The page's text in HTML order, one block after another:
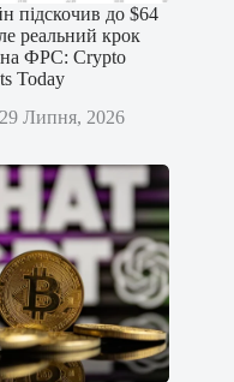
підскочив до $64
реальний крок
на ФРС: Crypto
Today
29 Липня, 2026